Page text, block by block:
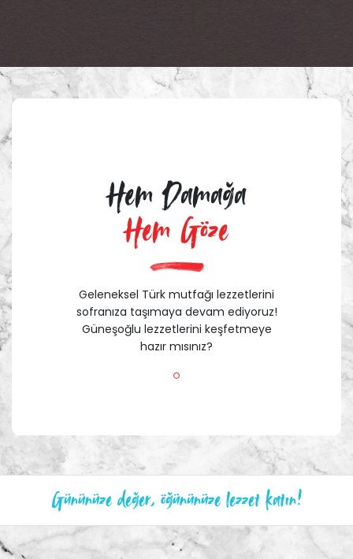
Hem Damağa
Hem Göze
Geleneksel Türk mutfağı lezzetlerini
sofranıza taşımaya devam ediyoruz!
Güneşoğlu lezzetlerini keşfetmeye
hazır mısınız?
Gününüze değer, öğününüze lezzet katın!